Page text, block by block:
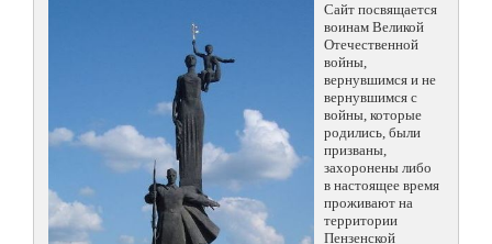
Сайт посвящается
воинам Великой
Отечественной
войны,
вернувшимся и не
вернувшимся с
войны, которые
родились, были
призваны,
захоронены либо
в настоящее время
проживают на
территории
Пензенской